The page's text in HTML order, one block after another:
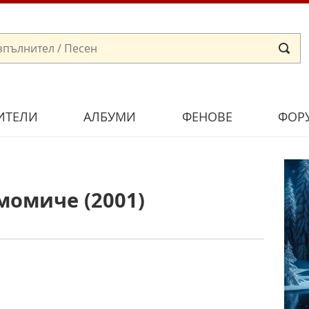
АЛБУМИ ФЕНОВЕ
(2001)